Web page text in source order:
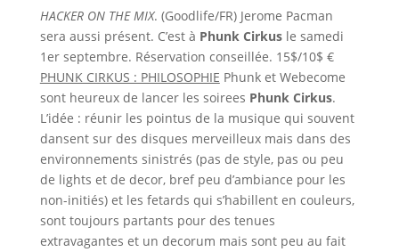
HACKER ON THE MIX. (Goodlife/FR) Jerome Pacman
sera aussi présent. C’est à Phunk Cirkusle samedi
1er septembre. Réservation conseillée. 15$/10$ €
PHUNK CIRKUS : PHILOSOPHIE Phunk et Webecome
sont heureux de lancer les soirees Phunk Cirkus.
L’idée : réunir les pointus de la musique qui souvent
dansent sur des disques merveilleux mais dans des
environnements sinistrés (pas de style, pas ou peu
de lights et de decor, bref peu d’ambiance pour les
non-initiés) et les fetards qui s’habillent en couleurs,
sont toujours partants pour des tenues
extravagantes et un decorum mais sont peu au fait